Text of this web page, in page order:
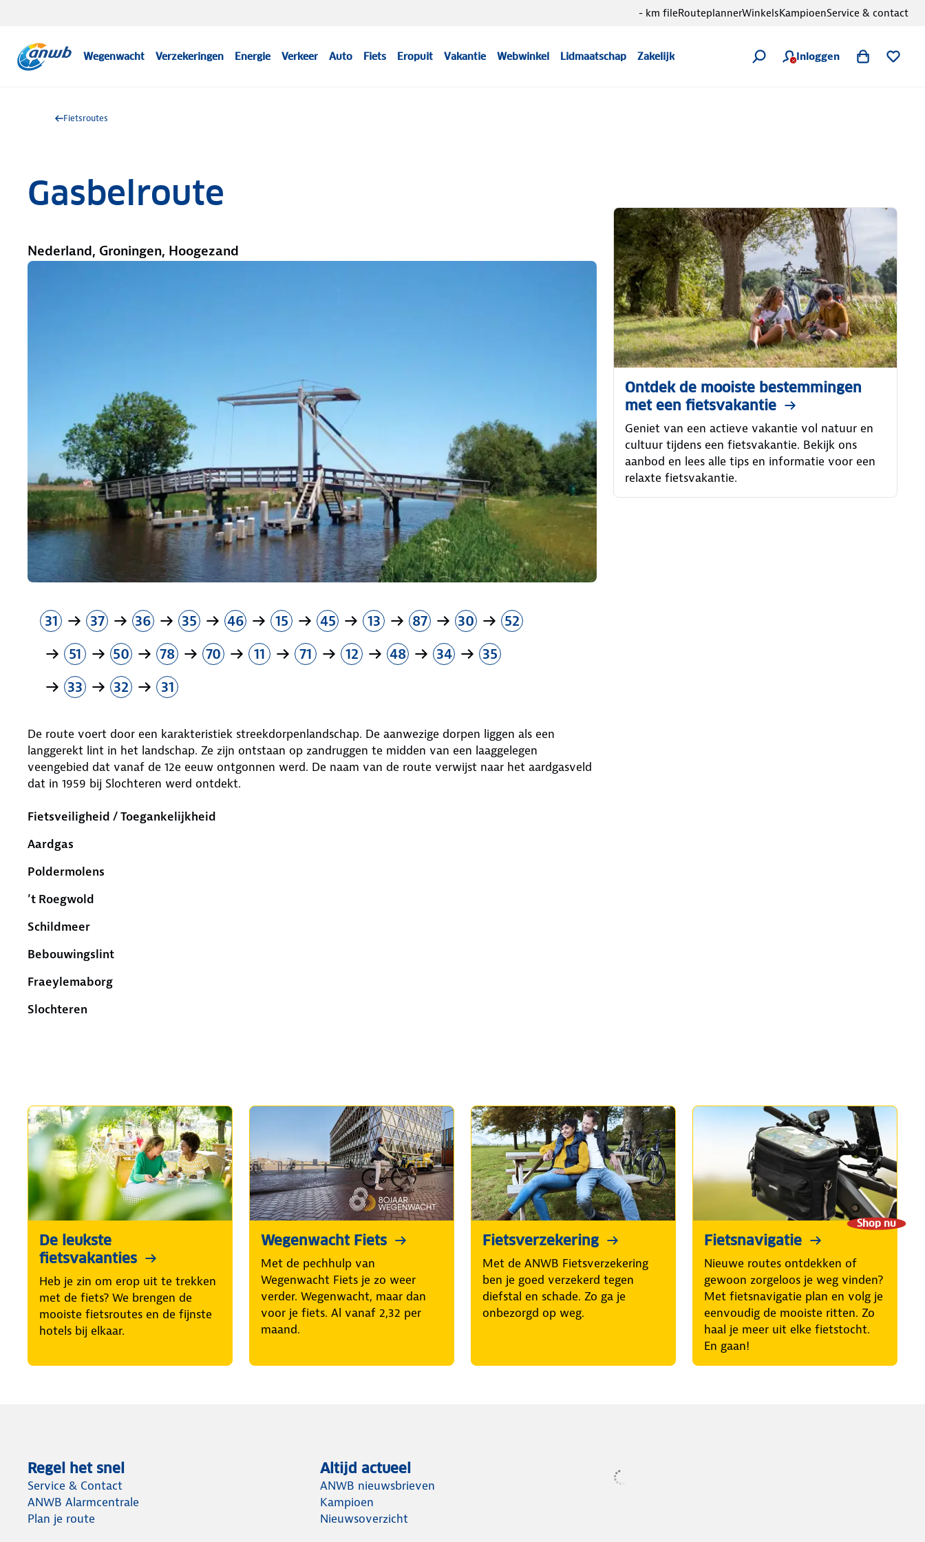
Wegenwacht Verzekeringen Energie Verkeer Auto Fiets Eropuit Vakantie Webwinkel Lidmaatschap Zakelijk Inloggen
- km fileRouteplannerWinkelsKampioenService & contact
Fietsroutes
Gasbelroute
Nederland, Groningen, Hoogezand
31 37 36 35 46 15 45 13 87 30
52
51
50 78 70 11 71 12 48 34
35
33
32 31
De route voert door een karakteristiek streekdorpenlandschap. De aanwezige dorpen liggen als een
langgerekt lint in het landschap. Ze zijn ontstaan op zandruggen te midden van een laaggelegen
veengebied dat vanaf de 12e eeuw ontgonnen werd. De naam van de route verwijst naar het aardgasveld
dat in 1959 bij Slochteren werd ontdekt.
Fietsveiligheid / Toegankelijkheid
Aardgas
Poldermolens
’t Roegwold
Schildmeer
Bebouwingslint
Fraeylemaborg
Slochteren
Ontdek de mooiste bestemmingen
met een fietsvakantie
Geniet van een actieve vakantie vol natuur en
cultuur tijdens een fietsvakantie. Bekijk ons
aanbod en lees alle tips en informatie voor een
relaxte fietsvakantie.
De leukste
fietsvakanties
Heb je zin om erop uit te trekken
met de fiets? We brengen de
mooiste fietsroutes en de fijnste
hotels bij elkaar.
Wegenwacht Fiets
Met de pechhulp van
Wegenwacht Fiets je zo weer
verder. Wegenwacht, maar dan
voor je fiets. Al vanaf 2,32 per
maand.
Fietsverzekering
Met de ANWB Fietsverzekering
ben je goed verzekerd tegen
diefstal en schade. Zo ga je
onbezorgd op weg.
Shop nu
Fietsnavigatie
Nieuwe routes ontdekken of
gewoon zorgeloos je weg vinden?
Met fietsnavigatie plan en volg je
eenvoudig de mooiste ritten. Zo
haal je meer uit elke fietstocht.
En gaan!
Regel het snel
Service & Contact
ANWB Alarmcentrale
Plan je route
Altijd actueel
ANWB nieuwsbrieven
Kampioen
Nieuwsoverzicht